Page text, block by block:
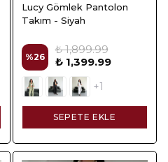
Lucy Gömlek Pantolon
Takım - Siyah
%26
₺ 1,899.99
₺ 1,399.99
+1
SEPETE EKLE